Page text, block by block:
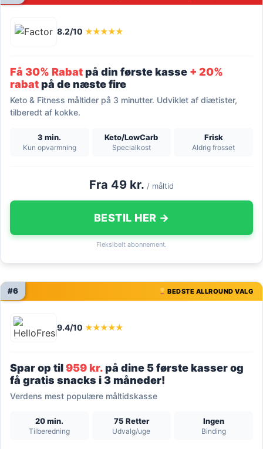
8.2/10 ★★★★★
Få 30% Rabatpå din første kasse + 20%
rabatpå de næste fire
Keto & Fitness måltider på 3 minutter. Udviklet af diætister,
tilberedt af kokke.
3 min.
Kun opvarmning
Keto/LowCarb
Specialkost
Frisk
Aldrig frosset
Fra 49 kr. / måltid
BESTIL HER →
Fleksibelt abonnement.
BEDSTE ALLROUND VALG
#6
9.4/10 ★★★★★
Spar op til959 kr.på dine 5 første kasser og
få gratis snacks i 3 måneder!
Verdens mest populære måltidskasse
20 min.
Tilberedning
75 Retter
Udvalg/uge
Ingen
Binding